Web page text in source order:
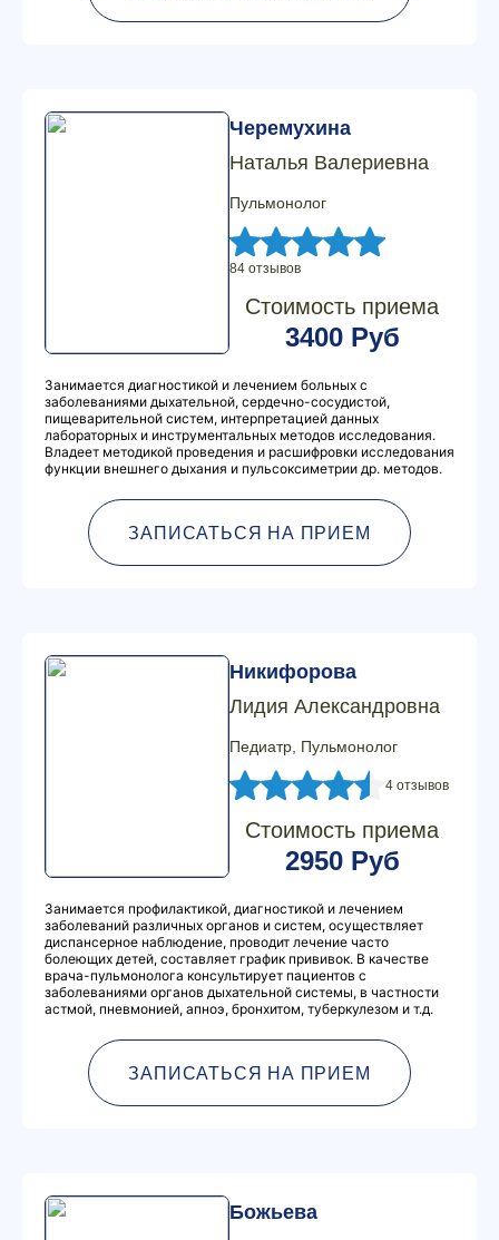
Черемухина
Наталья Валериевна
Пульмонолог
84 отзывов
Стоимость приема
3400 Руб
Занимается диагностикой и лечением больных с
заболеваниями дыхательной, сердечно-сосудистой,
пищеварительной систем, интерпретацией данных
лабораторных и инструментальных методов исследования.
Владеет методикой проведения и расшифровки исследования
функции внешнего дыхания и пульсоксиметрии др. методов.
ЗАПИСАТЬСЯ НА ПРИЕМ
Никифорова
Лидия Александровна
Педиатр, Пульмонолог
4 отзывов
Стоимость приема
2950 Руб
Занимается профилактикой, диагностикой и лечением
заболеваний различных органов и систем, осуществляет
диспансерное наблюдение, проводит лечение часто
болеющих детей, составляет график прививок. В качестве
врача-пульмонолога консультирует пациентов с
заболеваниями органов дыхательной системы, в частности
астмой, пневмонией, апноэ, бронхитом, туберкулезом и т.д.
ЗАПИСАТЬСЯ НА ПРИЕМ
Божьева